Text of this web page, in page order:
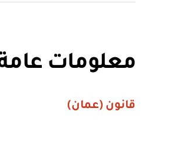
معلومات
قانون (عمان)